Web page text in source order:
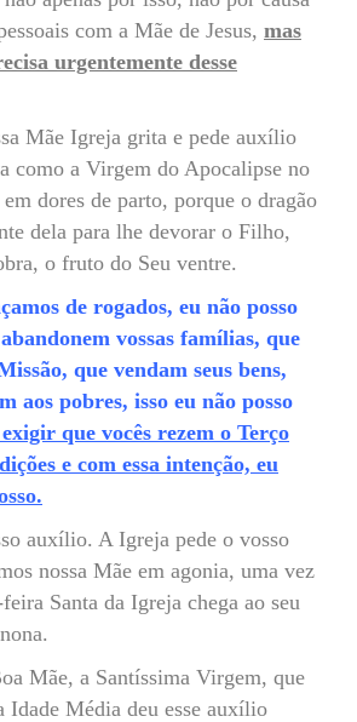
com a Mãe de Jesus, mas
urgentemente desse
Mãe Igreja grita e pede auxílio
como a Virgem do Apocalipse no
dores de parto, porque o dragão
dela para lhe devorar o Filho,
o fruto do Seu ventre.
de rogados, eu não posso
vossas famílias, que
que vendam seus bens,
aos pobres, isso eu não posso
que vocês rezem o Terço
e com essa intenção, eu
auxílio. A Igreja pede o vosso
nossa Mãe em agonia, uma vez
Santa da Igreja chega ao seu
Mãe, a Santíssima Virgem, que
Idade Média deu esse auxílio